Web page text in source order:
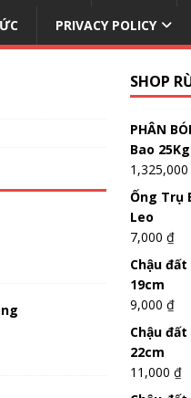
PRIVACY POLICY
SHOP
PHÂN
Bao 25Kg
1,325,000
Ống Trụ
Leo
7,000 ₫
Chậu
19cm
9,000 ₫
Chậu
22cm
11,000 ₫